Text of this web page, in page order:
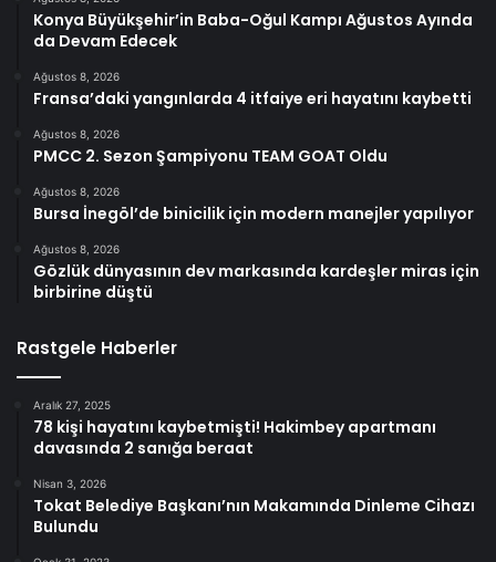
Konya Büyükşehir’in Baba-Oğul Kampı Ağustos Ayında
da Devam Edecek
Ağustos 8, 2026
Fransa’daki yangınlarda 4 itfaiye eri hayatını kaybetti
Ağustos 8, 2026
PMCC 2. Sezon Şampiyonu TEAM GOAT Oldu
Ağustos 8, 2026
Bursa İnegöl’de binicilik için modern manejler yapılıyor
Ağustos 8, 2026
Gözlük dünyasının dev markasında kardeşler miras için
birbirine düştü
Rastgele Haberler
Aralık 27, 2025
78 kişi hayatını kaybetmişti! Hakimbey apartmanı
davasında 2 sanığa beraat
Nisan 3, 2026
Tokat Belediye Başkanı’nın Makamında Dinleme Cihazı
Bulundu